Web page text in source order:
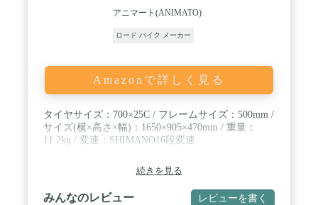
アニマート(ANIMATO)
ロード バイク メーカー
Amazonで詳しく見る
タイヤサイズ：700×25C / フレームサイズ：500mm /
サイズ(横×高さ×幅)：1650×905×470mm / 重量：
11.2kg / 変速：SHIMANO16段変速
続きを見る
みんなのレビュー レビューを書く